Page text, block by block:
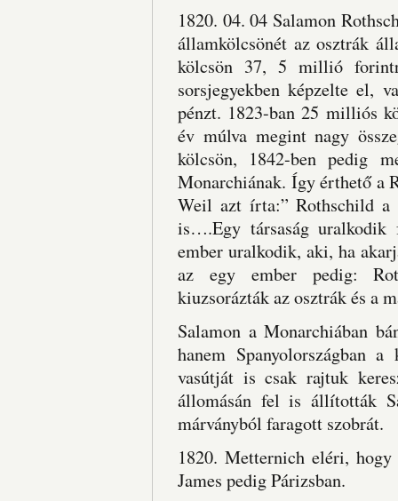
1820. 04. 04 Salamon
államkölcsönét az osztrák
kölcsön 37, 5 millió
sorsjegyekben képzelte el,
pénzt. 1823-ban 25 milliós
év múlva megint nagy
kölcsön, 1842-ben pedig
Monarchiának. Így érthető a
Weil azt írta:” Rothschild a
is….Egy társaság uralkodik
ember uralkodik, aki, ha
az egy ember pedig:
kiuzsorázták az osztrák és a
Salamon a Monarchiában
hanem Spanyolországban
vasútját is csak rajtuk
állomásán fel is állították
márványból faragott szobrát.
1820. Metternich eléri,
James pedig Párizsban.